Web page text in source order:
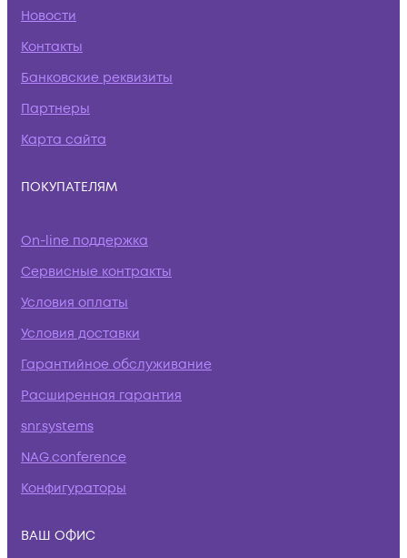
Новости
Контакты
Банковские реквизиты
Партнеры
Карта сайта
ПОКУПАТЕЛЯМ
On-line поддержка
Сервисные контракты
Условия оплаты
Условия доставки
Гарантийное обслуживание
Расширенная гарантия
snr.systems
NAG.conference
Конфигураторы
ВАШ ОФИС